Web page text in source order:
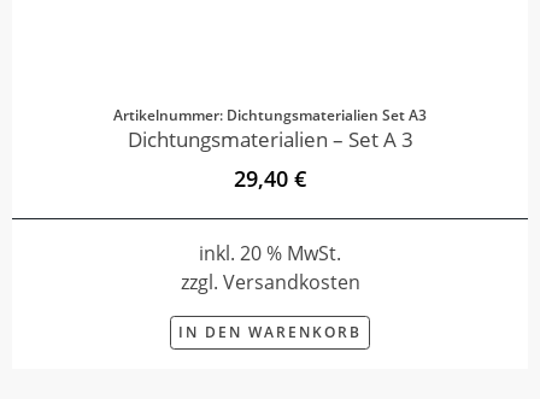
Artikelnummer: Dichtungsmaterialien Set A3
Dichtungsmaterialien – Set A 3
29,40 €
inkl. 20 % MwSt.
zzgl. Versandkosten
IN DEN WARENKORB